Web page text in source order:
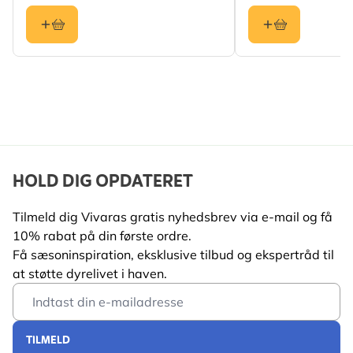
have vådt fuglefoder.
Let at rengøre og hænge op
– ingen besvær,
maksimal fugleglæde.
helligdage eller spontane venlige handlinger.
Understøtter biodiversiteten i haven
Kun hos Vivara– udviklet med eksperter, elsket af
naturvenner og bygget til fugle.
HOLD DIG OPDATERET
Tilmeld dig Vivaras gratis nyhedsbrev via e-mail og få
10% rabat på din første ordre.
Få sæsoninspiration, eksklusive tilbud og ekspertråd til
at støtte dyrelivet i haven.
Email Address
TILMELD